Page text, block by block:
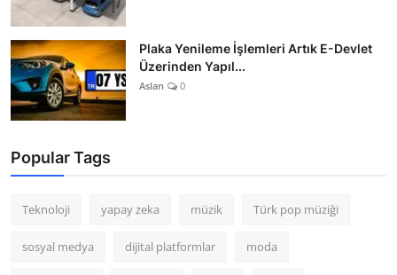
Plaka Yenileme İşlemleri Artık E-Devlet
Üzerinden Yapıl...
Aslan 0
Popular Tags
Teknoloji yapay zeka müzik Türk pop müziği
sosyal medya dijital platformlar moda